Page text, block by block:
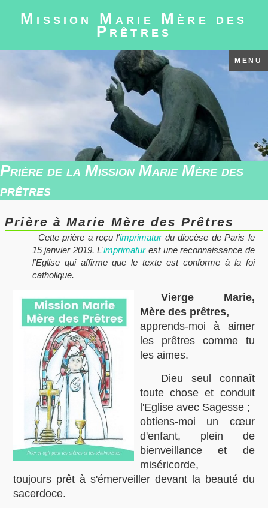
Mission Marie Mère des
Prêtres
MENU
Prière de la Mission Marie Mère des
prêtres
Prière à Marie Mère des Prêtres
Cette prière a reçu l'imprimaturdu diocèse de Paris le
15 janvier 2019. L'imprimaturest une reconnaissance de
l'Eglise qui affirme que le texte est conforme à la foi
catholique.
Vierge Marie,
Mère des prêtres,
apprends-moi à aimer
les prêtres comme tu
les aimes.
Dieu seul connaît
toute chose et conduit
l'Eglise avec Sagesse ;
obtiens-moi un cœur
d'enfant, plein de
bienveillance et de
miséricorde,
toujours prêt à s'émerveiller devant la beauté du
sacerdoce.